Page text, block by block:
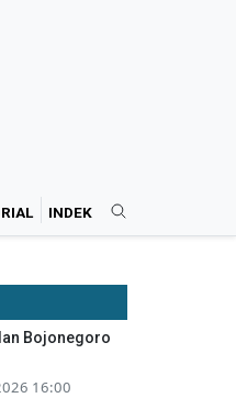
INDEK
Bojonegoro
16:00